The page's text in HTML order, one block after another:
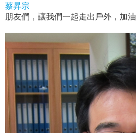
蔡昇宗
朋友們，讓我們一起走出戶外，加油